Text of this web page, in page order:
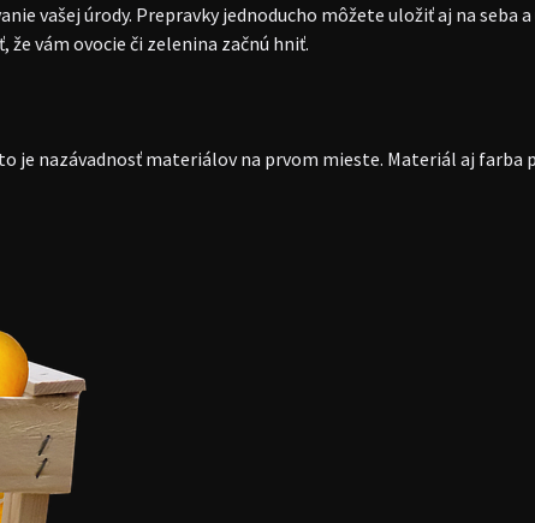
vašej úrody. Prepravky jednoducho môžete uložiť aj na seba
vám ovocie či zelenina začnú hniť.
je nazávadnosť materiálov na prvom mieste. Materiál aj farba